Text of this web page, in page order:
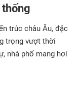
thống
trúc châu Âu, đặc
trọng vượt thời
nhà phố mang hơi